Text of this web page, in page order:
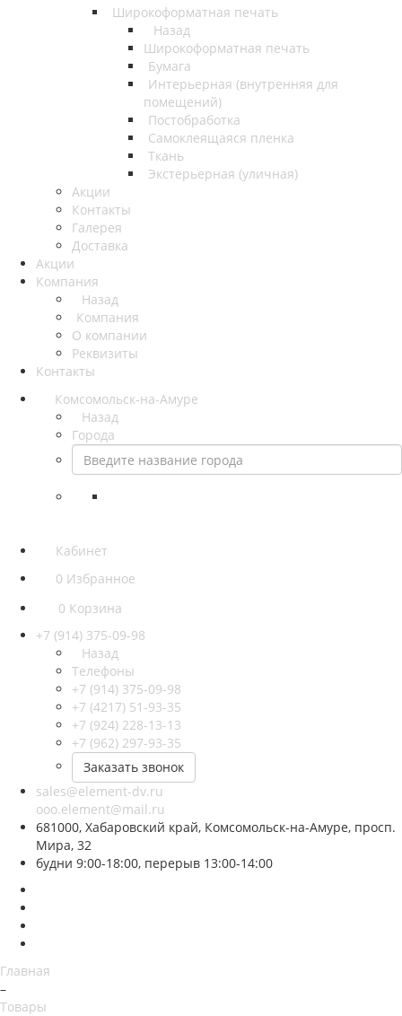
Широкоформатная печать
Назад
Широкоформатная печать
Бумага
Интерьерная (внутренняя для
помещений)
Постобработка
Самоклеящаяся пленка
Ткань
Экстерьерная (уличная)
Акции
Контакты
Галерея
Доставка
Акции
Компания
Назад
Компания
О компании
Реквизиты
Контакты
Комсомольск-на-Амуре
Назад
Города
Кабинет
0 Избранное
0 Корзина
+7 (914) 375-09-98
Назад
Телефоны
+7 (914) 375-09-98
+7 (4217) 51-93-35
+7 (924) 228-13-13
+7 (962) 297-93-35
Заказать звонок
sales@element-dv.ru
ooo.element@mail.ru
681000, Хабаровский край, Комсомольск-на-Амуре, просп.
Мира, 32
будни 9:00-18:00, перерыв 13:00-14:00
Главная
–
Товары